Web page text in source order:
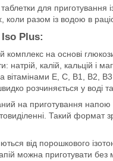
для приготування
разом із водою в
Plus:
комплекс на основі
натрій, калій, кальцій і
E, C, B1, B2,
розчиняється у воді
на приготування напою
Такий формат
від порошкового
можна приготувати